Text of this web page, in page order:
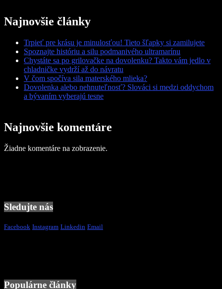
Najnovšie články
Trpieť pre krásu je minulosťou! Tieto šľapky si zamilujete
Spoznajte históriu a silu podmanivého ultramarínu
Chystáte sa po grilovačke na dovolenku? Takto vám jedlo v
chladničke vydrží až do návratu
V čom spočíva sila materského mlieka?
Dovolenka alebo nehnuteľnosť? Slováci si medzi oddychom
a bývaním vyberajú tesne
Najnovšie komentáre
Žiadne komentáre na zobrazenie.
Sledujte nás
Facebook Instagram Linkedin Email
Populárne články